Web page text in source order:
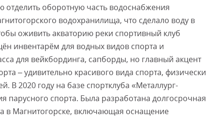
оборотную часть водоснабжения
водохранилища, что сделало воду в
оживить акваторию реки спортивный клуб
инвентарём для водных видов спорта и
для вейкбординга, сапборды, но главный акцент
– удивительно красивого вида спорта, физически
В 2020 году на базе спортклуба «Металлург-
парусного спорта. Была разработана долгосрочная
в Магнитогорске, включающая оснащение